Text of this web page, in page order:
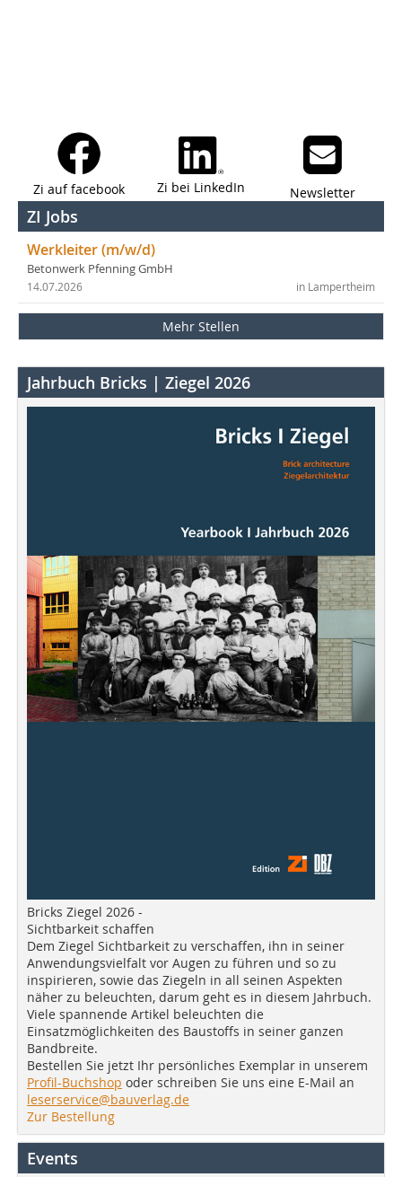
Zi auf facebook Zi bei LinkedIn Newsletter
ZI Jobs
Werkleiter (m/w/d)
Betonwerk Pfenning GmbH
in Lampertheim
14.07.2026
Mehr Stellen
Jahrbuch Bricks | Ziegel 2026
Bricks Ziegel 2026 -
Sichtbarkeit schaffen
Dem Ziegel Sichtbarkeit zu verschaffen, ihn in seiner
Anwendungsvielfalt vor Augen zu führen und so zu
inspirieren, sowie das Ziegeln in all seinen Aspekten
näher zu beleuchten, darum geht es in diesem Jahrbuch.
Viele spannende Artikel beleuchten die
Einsatzmöglichkeiten des Baustoffs in seiner ganzen
Bandbreite.
Bestellen Sie jetzt Ihr persönliches Exemplar in unserem
Profil-Buchshop oder schreiben Sie uns eine E-Mail an
leserservice@bauverlag.de
Zur Bestellung
Events